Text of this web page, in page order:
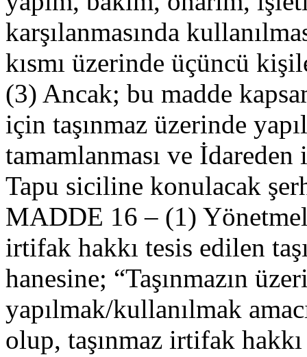
karşılanmasında
kısmı üzerinde üçüncü
(3) Ancak; bu madde
için taşınmaz üzerinde
tamamlanması ve
Tapu siciline konulacak
MADDE 16 – (1)
irtifak hakkı tesis edilen
hanesine;
yapılmak/kullanılmak
olup, taşınmaz irtifak